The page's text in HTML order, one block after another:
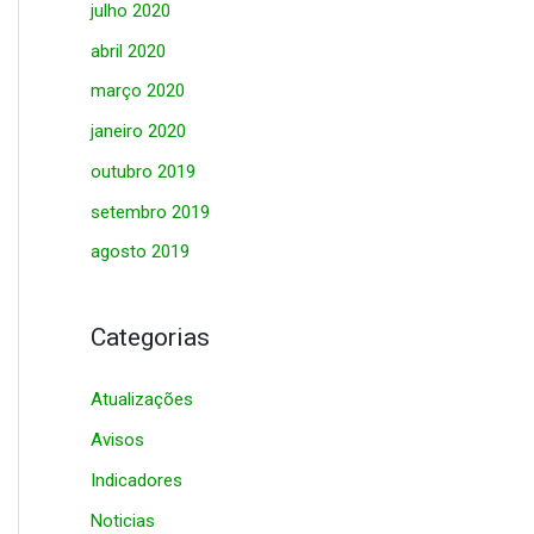
julho 2020
abril 2020
março 2020
janeiro 2020
outubro 2019
setembro 2019
agosto 2019
Categorias
Atualizações
Avisos
Indicadores
Noticias